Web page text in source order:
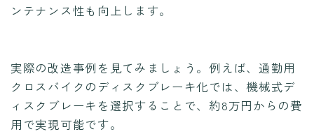
ンテナンス性も向上します。
実際の改造事例を見てみましょう。例えば、通勤用
クロスバイクのディスクブレーキ化では、機械式デ
ィスクブレーキを選択することで、約8万円からの費
用で実現可能です。